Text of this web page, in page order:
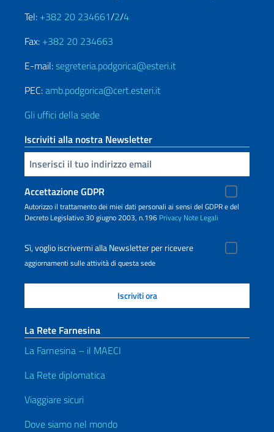
Tel: +382 20 234661/2/4
Fax: +382 20 234663
E-mail:segreteria.podgorica@esteri.it
PEC:amb.podgorica@cert.esteri.it
Gli uffici della sede
Iscriviti alla nostra Newsletter
Inserisci la tua email
Accettazione GDPR
Autorizzo il trattamento dei miei dati personali ai sensi del GDPR e del
Decreto Legislativo 30 giugno 2003, n.196 Privacy Note Legali
Sì, voglio iscrivermi alla Newsletter per ricevere
aggiornamenti sulle attività di questa sede
La Rete Farnesina
La Farnesina – il MAECI
La Rete diplomatica
Viaggiare sicuri
Dove siamo nel mondo